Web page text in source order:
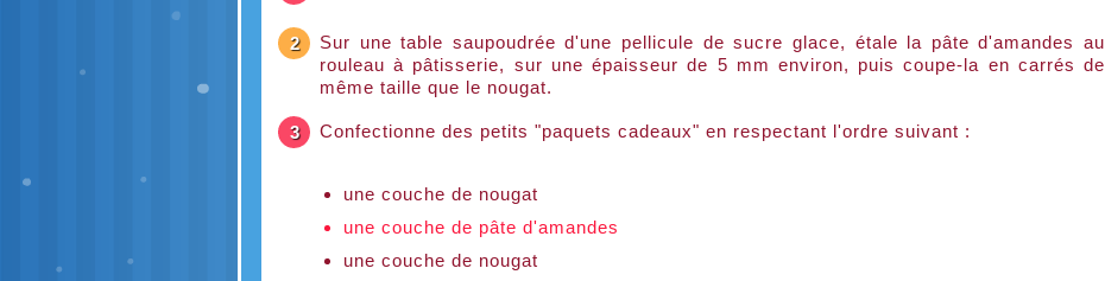
2
Sur une table saupoudrée d'une pellicule de sucre glace, étale la pâte d'amandes au
rouleau à pâtisserie, sur une épaisseur de 5 mm environ, puis coupe-la en carrés de
même taille que le nougat.
3 Confectionne des petits "paquets cadeaux" en respectant l'ordre suivant :
une couche de nougat
une couche de pâte d'amandes
une couche de nougat